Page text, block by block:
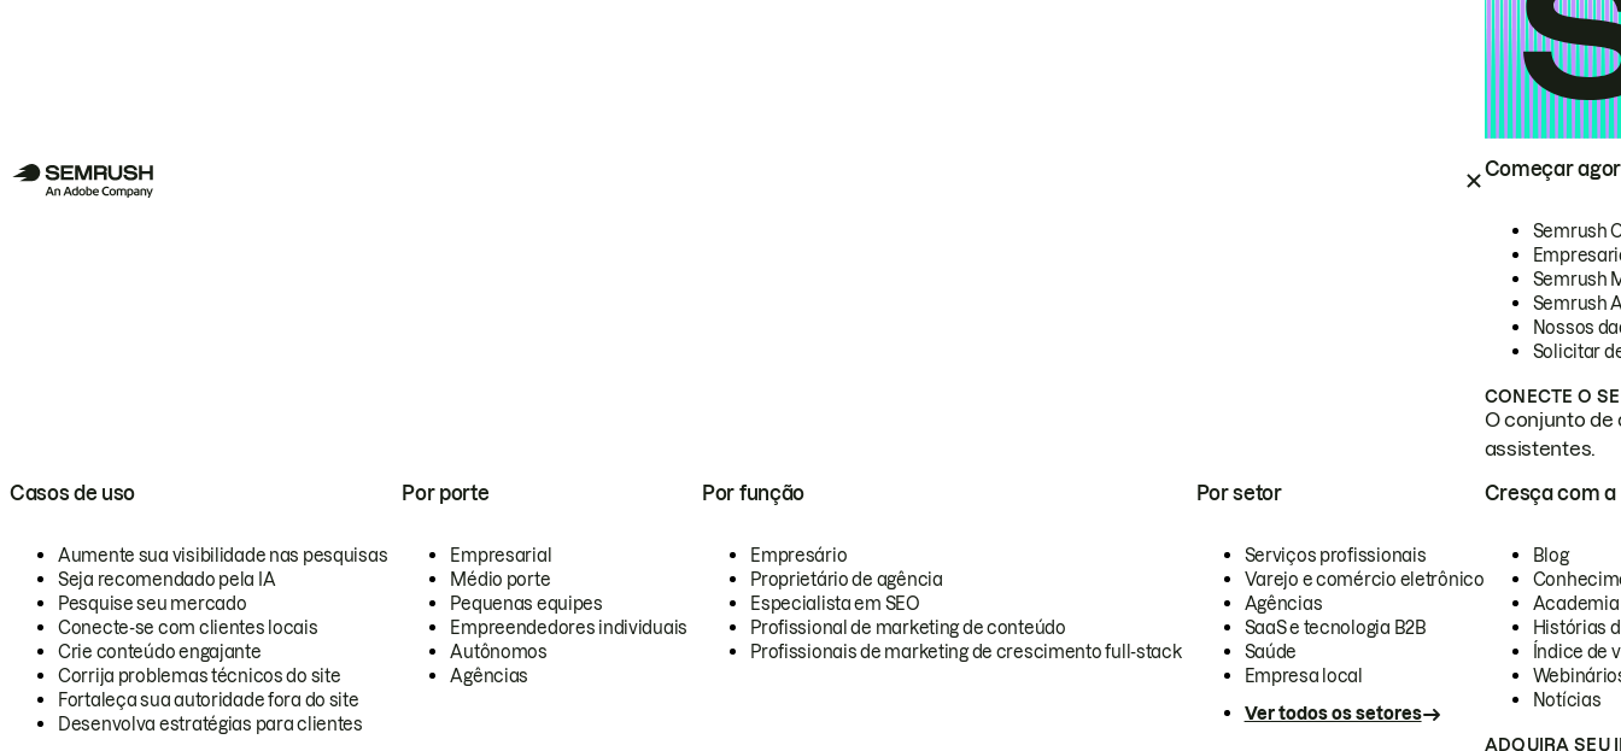
Começar
Semrush
Semrush
Semrush
Nossos
Solicitar
CONECTE O
O conjunto de
assistentes.
Casos de uso
Aumente sua visibilidade nas pesquisas
Seja recomendado pela IA
Pesquise seu mercado
Conecte-se com clientes locais
Crie conteúdo engajante
Corrija problemas técnicos do site
Fortaleça sua autoridade fora do site
Desenvolva estratégias para clientes
Por porte
Empresarial
Médio porte
Pequenas equipes
Empreendedores individuais
Autônomos
Agências
Por função
Empresário
Proprietário de agência
Especialista em SEO
Profissional de marketing de conteúdo
Profissionais de marketing de crescimento full-stack
Por setor
Serviços profissionais
Varejo e comércio eletrônico
Agências
SaaS e tecnologia B2B
Saúde
Empresa local
Ver todos os setores
Cresça com a
Blog
Academia
Histórias
Índice de
Notícias
ADQUIRA SEU